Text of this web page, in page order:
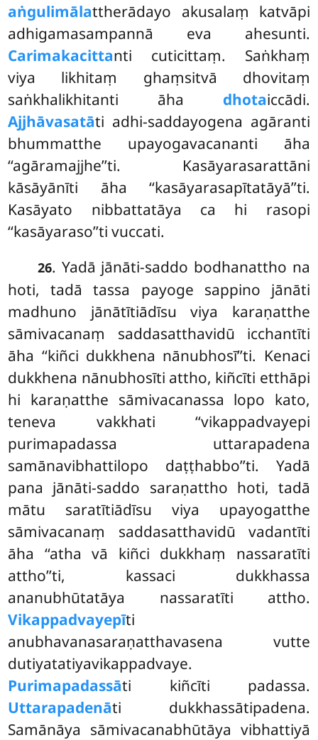
aṅgulimālattherādayo akusalaṃ katvāpi
adhigamasampannā eva ahesunti.
Carimakacittanti cuticittaṃ. Saṅkhaṃ
viya likhitaṃ ghaṃsitvā dhovitaṃ
saṅkhalikhitanti āha dhotaiccādi.
Ajjhāvasatāti adhi-saddayogena agāranti
bhummatthe upayogavacananti āha
‘‘agāramajjhe’’ti. Kasāyarasarattāni
kāsāyānīti āha ‘‘kasāyarasapītatāyā’’ti.
Kasāyato nibbattatāya ca hi rasopi
‘‘kasāyaraso’’ti vuccati.
26. Yadā jānāti-saddo bodhanattho na
hoti, tadā tassa payoge sappino jānāti
madhuno jānātītiādīsu viya karaṇatthe
sāmivacanaṃ saddasatthavidū icchantīti
āha ‘‘kiñci dukkhena nānubhosī’’ti. Kenaci
dukkhena nānubhosīti attho, kiñcīti etthāpi
hi karaṇatthe sāmivacanassa lopo kato,
teneva vakkhati ‘‘vikappadvayepi
purimapadassa uttarapadena
samānavibhattilopo daṭṭhabbo’’ti. Yadā
pana jānāti-saddo saraṇattho hoti, tadā
mātu saratītiādīsu viya upayogatthe
sāmivacanaṃ saddasatthavidū vadantīti
āha ‘‘atha vā kiñci dukkhaṃ nassaratīti
attho’’ti, kassaci dukkhassa
ananubhūtatāya nassaratīti attho.
Vikappadvayepīti
anubhavanasaraṇatthavasena vutte
dutiyatatiyavikappadvaye.
Purimapadassāti kiñcīti padassa.
Uttarapadenāti dukkhassātipadena.
Samānāya sāmivacanabhūtāya vibhattiyā